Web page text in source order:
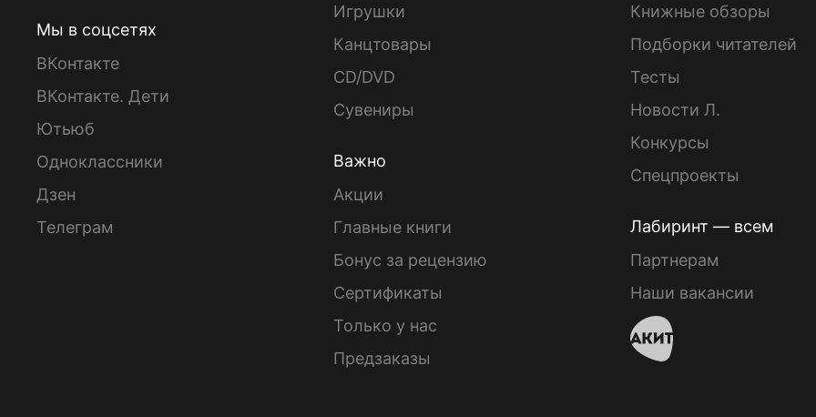
Мы в соцсетях
ВКонтакте
ВКонтакте. Дети
Ютьюб
Одноклассники
Дзен
Телеграм
Игрушки
Канцтовары
CD/DVD
Сувениры
Важно
Акции
Главные книги
Бонус за рецензию
Сертификаты
Только у нас
Предзаказы
Книжные обзоры
Подборки читателей
Тесты
Новости Л.
Конкурсы
Спецпроекты
Лабиринт — всем
Партнерам
Наши вакансии